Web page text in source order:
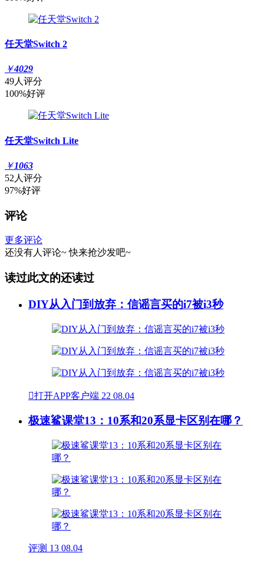
任天堂Switch 2
￥4029
49人评分
100%好评
任天堂Switch Lite
￥1063
52人评分
97%好评
评论
更多评论
还没有人评论~ 快来抢沙发吧~
读过此文的还读过
DIY从入门到放弃：信谣言买的i7被i3秒
打开APP客户端 22 08.04
极速鲨课堂13：10系和20系显卡区别在哪？
评测 13 08.04